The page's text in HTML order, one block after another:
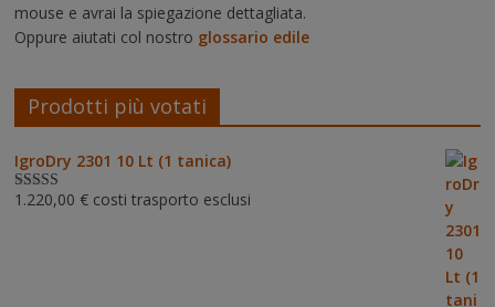
mouse e avrai la spiegazione dettagliata.
Oppure aiutati col nostro glossario edile
Prodotti più votati
IgroDry 2301 10 Lt (1 tanica)
Valutato5.00
1.220,00 € costi trasporto esclusi